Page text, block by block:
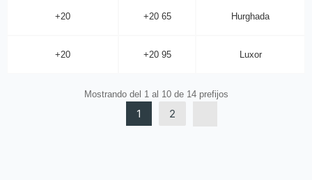
+20 +20 65 Hurghada
+20 +20 95 Luxor
Mostrando del 1 al 10 de 14 prefijos
1 2